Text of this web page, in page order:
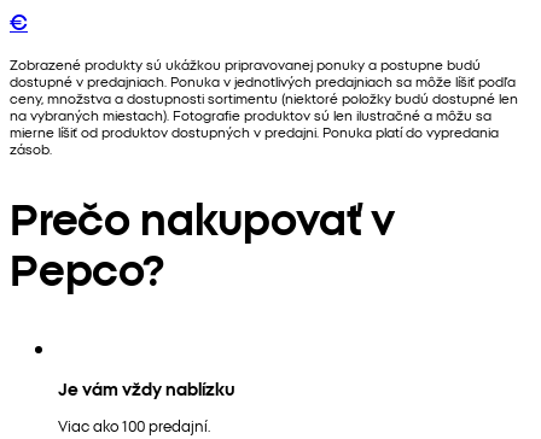
€
Zobrazené produkty sú ukážkou pripravovanej ponuky a postupne budú
dostupné v predajniach. Ponuka v jednotlivých predajniach sa môže líšiť podľa
ceny, množstva a dostupnosti sortimentu (niektoré položky budú dostupné len
na vybraných miestach). Fotografie produktov sú len ilustračné a môžu sa
mierne líšiť od produktov dostupných v predajni. Ponuka platí do vypredania
zásob.
Prečo nakupovať v
Pepco?
Je vám vždy nablízku
Viac ako 100 predajní.